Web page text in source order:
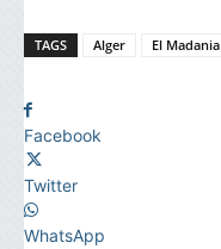
TAGS Alger El Madania
Facebook
Twitter
WhatsApp